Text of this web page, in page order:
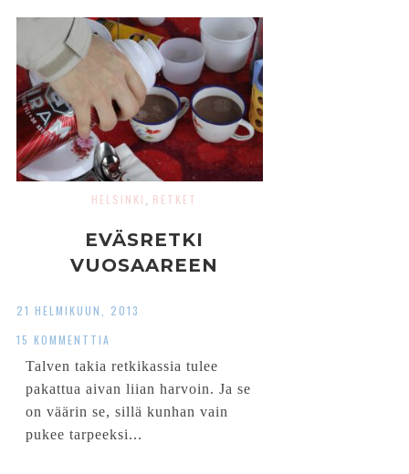
HELSINKI RETKET
EVÄSRETKI
VUOSAAREEN
21 HELMIKUUN, 2013
15 KOMMENTTIA
Talven takia retkikassia tulee
pakattua aivan liian harvoin. Ja se
on väärin se, sillä kunhan vain
pukee tarpeeksi...